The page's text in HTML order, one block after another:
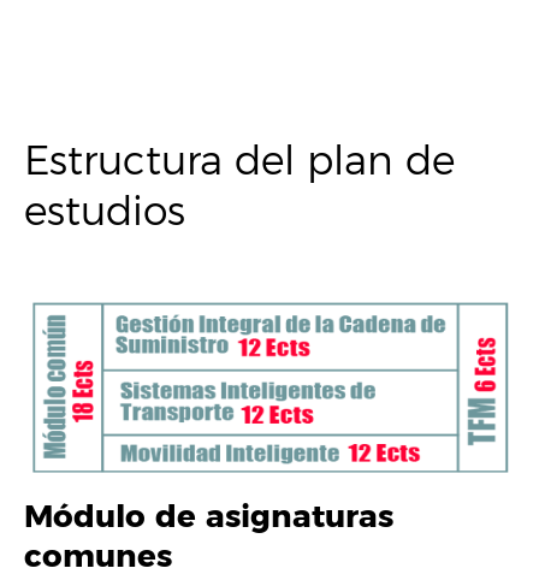
Estructura del plan de
estudios
Módulo de asignaturas
comunes